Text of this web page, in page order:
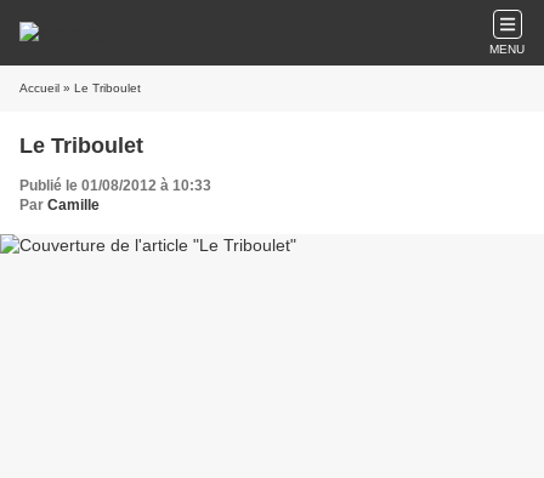
MENU
Accueil » Le Triboulet
Le Triboulet
Publié le 01/08/2012 à 10:33
Par Camille